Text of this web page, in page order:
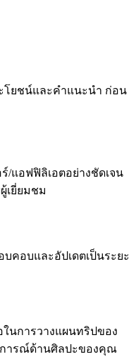
โยชน์และคำแนะนำ ก่อน
/แอฟฟิลิเอตอย่างชัดเจน
เยี่ยมชม
คอบและอัปเดตเป็นระยะ
นการวางแผนทริปของ
การณ์ด้านศิลปะของคุณ